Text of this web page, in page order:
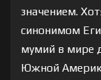
значением.
синонимом
мумий в мире
Южной